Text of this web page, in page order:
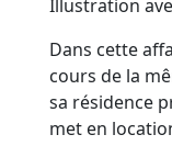
Illustration
Dans cette
cours de la
sa résidence
met en